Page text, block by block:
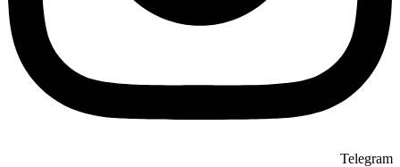
Telegram